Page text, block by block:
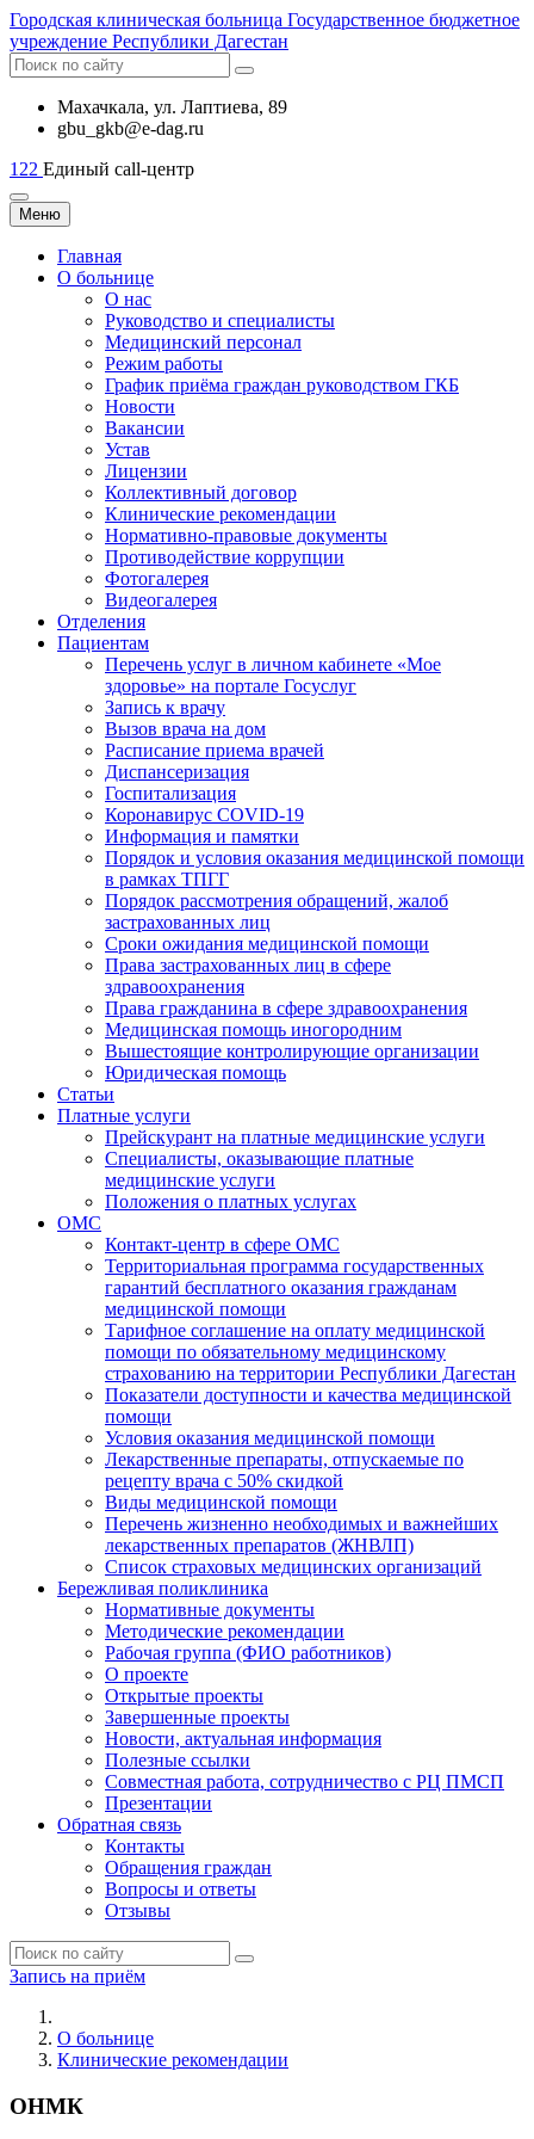
Городская клиническая больница Государственное бюджетное
учреждение Республики Дагестан
Махачкала, ​ул. Лаптиева, 89
gbu_gkb@e-dag.ru
122 Единый call-центр
Меню
Главная
О больнице
О нас
Руководство и специалисты
Медицинский персонал
Режим работы
График приёма граждан руководством ГКБ
Новости
Вакансии
Устав
Лицензии
Коллективный договор
Клинические рекомендации
Нормативно-правовые документы
Противодействие коррупции
Фотогалерея
Видеогалерея
Отделения
Пациентам
Перечень услуг в личном кабинете «Мое
здоровье» на портале Госуслуг
Запись к врачу
Вызов врача на дом
Расписание приема врачей
Диспансеризация
Госпитализация
Коронавирус COVID-19
Информация и памятки
Порядок и условия оказания медицинской помощи
в рамках ТПГГ
Порядок рассмотрения обращений, жалоб
застрахованных лиц
Сроки ожидания медицинской помощи
Права застрахованных лиц в сфере
здравоохранения
Права гражданина в сфере здравоохранения
Медицинская помощь иногородним
Вышестоящие контролирующие организации
Юридическая помощь
Статьи
Платные услуги
Прейскурант на платные медицинские услуги
Специалисты, оказывающие платные
медицинские услуги
Положения о платных услугах
ОМС
Контакт-центр в сфере ОМС
Территориальная программа государственных
гарантий бесплатного оказания гражданам
медицинской помощи
Тарифное соглашение на оплату медицинской
помощи по обязательному медицинскому
страхованию на территории Республики Дагестан
Показатели доступности и качества медицинской
помощи
Условия оказания медицинской помощи
Лекарственные препараты, отпускаемые по
рецепту врача с 50% скидкой
Виды медицинской помощи
Перечень жизненно необходимых и важнейших
лекарственных препаратов (ЖНВЛП)
Список страховых медицинских организаций
Бережливая поликлиника
Нормативные документы
Методические рекомендации
Рабочая группа (ФИО работников)
О проекте
Открытые проекты
Завершенные проекты
Новости, актуальная информация
Полезные ссылки
Совместная работа, сотрудничество с РЦ ПМСП
Презентации
Обратная связь
Контакты
Обращения граждан
Вопросы и ответы
Отзывы
Запись на приём
О больнице
Клинические рекомендации
ОНМК